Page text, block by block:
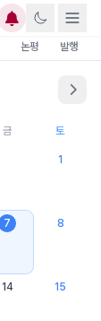
논평 발행
금 토
1
7 8
14 15